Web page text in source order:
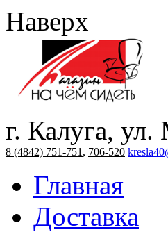
Наверх
г. Калуга,
8 (4842) 751-751 , 706-520
Главная
Доставка